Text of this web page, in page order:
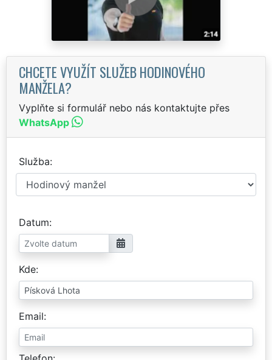
CHCETE VYUŽÍT SLUŽEB HODINOVÉHO
MANŽELA?
Vyplňte si formulář nebo nás kontaktujte přes
WhatsApp
Služba
Datum
Kde
Email